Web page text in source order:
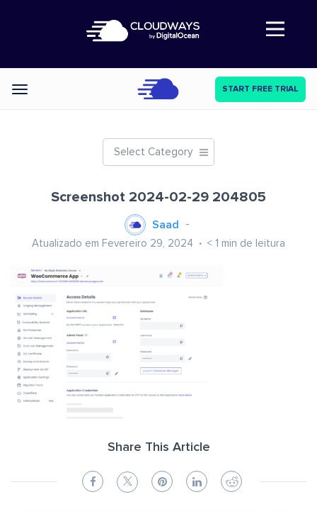
Abre a navegação
Categories START FREE TRIAL
Select Category
Screenshot 2024-02-29 204805
Saad
Atualizado em Fevereiro 29, 2024 < 1 min de leitura
Share This Article